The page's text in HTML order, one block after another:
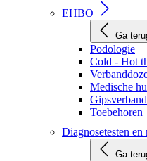
EHBO
Ga
Podologie
Cold - Hot
Medische
Toebehoren
Diagnosetesten en
Ga